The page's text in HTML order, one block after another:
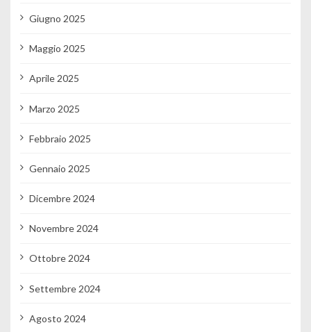
Giugno 2025
Maggio 2025
Aprile 2025
Marzo 2025
Febbraio 2025
Gennaio 2025
Dicembre 2024
Novembre 2024
Ottobre 2024
Settembre 2024
Agosto 2024